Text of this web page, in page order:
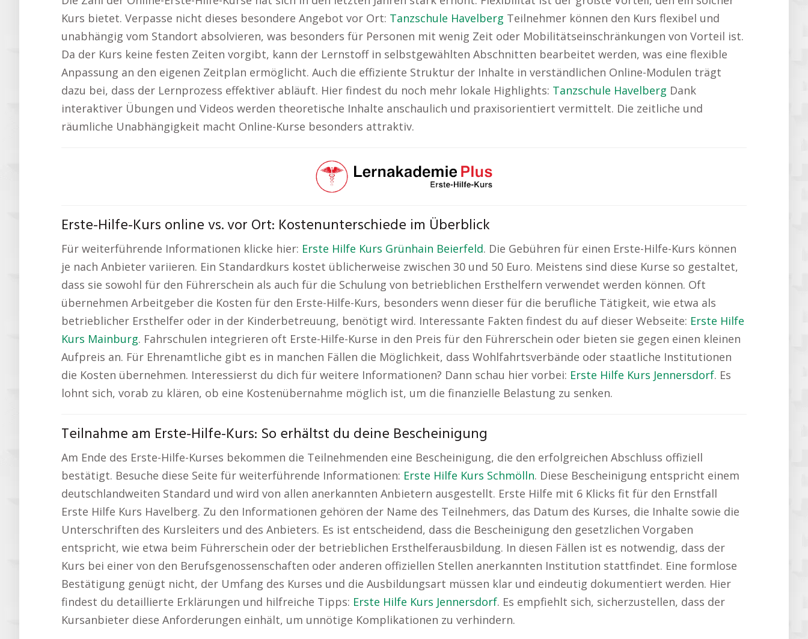
Kurs bietet. Verpasse nicht dieses besondere Angebot vor Ort: Tanzschule Havelberg Teilnehmer können den Kurs flexibel und
unabhängig vom Standort absolvieren, was besonders für Personen mit wenig Zeit oder Mobilitätseinschränkungen von Vorteil ist.
Da der Kurs keine festen Zeiten vorgibt, kann der Lernstoff in selbstgewählten Abschnitten bearbeitet werden, was eine flexible
Anpassung an den eigenen Zeitplan ermöglicht. Auch die effiziente Struktur der Inhalte in verständlichen Online-Modulen trägt
dazu bei, dass der Lernprozess effektiver abläuft. Hier findest du noch mehr lokale Highlights: Tanzschule Havelberg Dank
interaktiver Übungen und Videos werden theoretische Inhalte anschaulich und praxisorientiert vermittelt. Die zeitliche und
räumliche Unabhängigkeit macht Online-Kurse besonders attraktiv.
Erste-Hilfe-Kurs online vs. vor Ort: Kostenunterschiede im Überblick
Für weiterführende Informationen klicke hier: Erste Hilfe Kurs Grünhain Beierfeld. Die Gebühren für einen Erste-Hilfe-Kurs können
je nach Anbieter variieren. Ein Standardkurs kostet üblicherweise zwischen 30 und 50 Euro. Meistens sind diese Kurse so gestaltet,
dass sie sowohl für den Führerschein als auch für die Schulung von betrieblichen Ersthelfern verwendet werden können. Oft
übernehmen Arbeitgeber die Kosten für den Erste-Hilfe-Kurs, besonders wenn dieser für die berufliche Tätigkeit, wie etwa als
betrieblicher Ersthelfer oder in der Kinderbetreuung, benötigt wird. Interessante Fakten findest du auf dieser Webseite: Erste Hilfe
Kurs Mainburg. Fahrschulen integrieren oft Erste-Hilfe-Kurse in den Preis für den Führerschein oder bieten sie gegen einen kleinen
Aufpreis an. Für Ehrenamtliche gibt es in manchen Fällen die Möglichkeit, dass Wohlfahrtsverbände oder staatliche Institutionen
die Kosten übernehmen. Interessierst du dich für weitere Informationen? Dann schau hier vorbei: Erste Hilfe Kurs Jennersdorf. Es
lohnt sich, vorab zu klären, ob eine Kostenübernahme möglich ist, um die finanzielle Belastung zu senken.
Teilnahme am Erste-Hilfe-Kurs: So erhältst du deine Bescheinigung
Am Ende des Erste-Hilfe-Kurses bekommen die Teilnehmenden eine Bescheinigung, die den erfolgreichen Abschluss offiziell
bestätigt. Besuche diese Seite für weiterführende Informationen: Erste Hilfe Kurs Schmölln. Diese Bescheinigung entspricht einem
deutschlandweiten Standard und wird von allen anerkannten Anbietern ausgestellt. Erste Hilfe mit 6 Klicks fit für den Ernstfall
Erste Hilfe Kurs Havelberg. Zu den Informationen gehören der Name des Teilnehmers, das Datum des Kurses, die Inhalte sowie die
Unterschriften des Kursleiters und des Anbieters. Es ist entscheidend, dass die Bescheinigung den gesetzlichen Vorgaben
entspricht, wie etwa beim Führerschein oder der betrieblichen Ersthelferausbildung. In diesen Fällen ist es notwendig, dass der
Kurs bei einer von den Berufsgenossenschaften oder anderen offiziellen Stellen anerkannten Institution stattfindet. Eine formlose
Bestätigung genügt nicht, der Umfang des Kurses und die Ausbildungsart müssen klar und eindeutig dokumentiert werden. Hier
findest du detaillierte Erklärungen und hilfreiche Tipps: Erste Hilfe Kurs Jennersdorf. Es empfiehlt sich, sicherzustellen, dass der
Kursanbieter diese Anforderungen einhält, um unnötige Komplikationen zu verhindern.